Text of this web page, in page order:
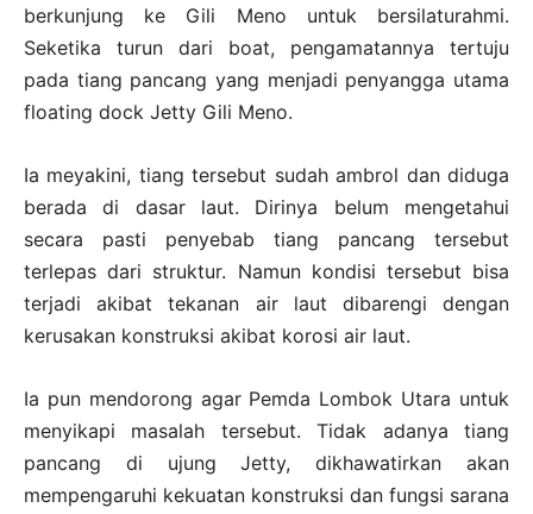
berkunjung ke Gili Meno untuk bersilaturahmi.
Seketika turun dari boat, pengamatannya tertuju
pada tiang pancang yang menjadi penyangga utama
floating dock Jetty Gili Meno.
Ia meyakini, tiang tersebut sudah ambrol dan diduga
berada di dasar laut. Dirinya belum mengetahui
secara pasti penyebab tiang pancang tersebut
terlepas dari struktur. Namun kondisi tersebut bisa
terjadi akibat tekanan air laut dibarengi dengan
kerusakan konstruksi akibat korosi air laut.
Ia pun mendorong agar Pemda Lombok Utara untuk
menyikapi masalah tersebut. Tidak adanya tiang
pancang di ujung Jetty, dikhawatirkan akan
mempengaruhi kekuatan konstruksi dan fungsi sarana